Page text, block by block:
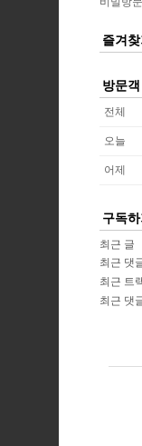
즐겨찾
방문객
전체
오늘
어제
구독하
최근 글
최근 댓
최근 트
최근 댓